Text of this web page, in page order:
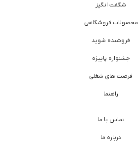
شگفت انگیز
محصولات فروشگاهی
فروشنده شوید
جشنواره پاییزه
فرصت های شغلی
راهنما
تماس با ما
درباره ما